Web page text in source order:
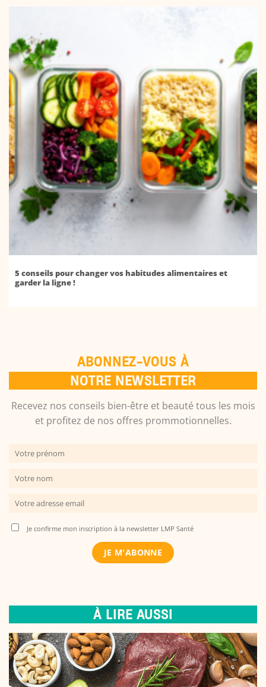
5 conseils pour changer vos habitudes alimentaires et
garder la ligne !
ABONNEZ-VOUS À
NOTRE NEWSLETTER
Recevez nos conseils bien-être et beauté tous les mois
et profitez de nos offres prommotionnelles.
Je confirme mon inscription à la newsletter LMP Santé
À LIRE AUSSI